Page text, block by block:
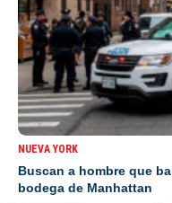
NUEVA YORK
Buscan a hombre que
bodega de Manhattan